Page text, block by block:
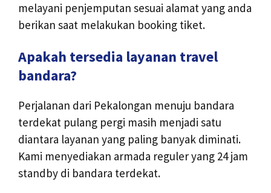
melayani penjemputan sesuai alamat yang anda
berikan saat melakukan booking tiket.
Apakah tersedia layanan travel
bandara?
Perjalanan dari Pekalongan menuju bandara
terdekat pulang pergi masih menjadi satu
diantara layanan yang paling banyak diminati.
Kami menyediakan armada reguler yang 24 jam
standby di bandara terdekat.